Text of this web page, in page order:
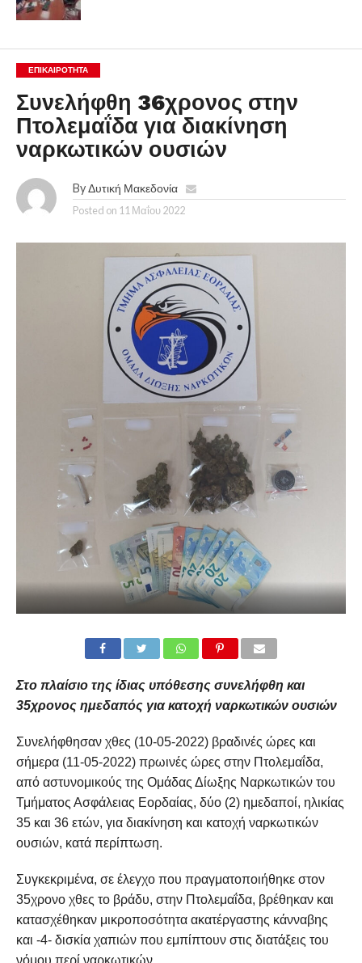
ΕΠΙΚΑΙΡΟΤΗΤΑ
Συνελήφθη 36χρονος στην
Πτολεμαΐδα για διακίνηση
ναρκωτικών ουσιών
By Δυτική Μακεδονία
Posted on 11 Μαΐου 2022
Στο πλαίσιο της ίδιας υπόθεσης συνελήφθη και
35χρονος ημεδαπός για κατοχή ναρκωτικών ουσιών
Συνελήφθησαν χθες (10-05-2022) βραδινές ώρες και
σήμερα (11-05-2022) πρωινές ώρες στην Πτολεμαΐδα,
από αστυνομικούς της Ομάδας Δίωξης Ναρκωτικών του
Τμήματος Ασφάλειας Εορδαίας, δύο (2) ημεδαποί, ηλικίας
35 και 36 ετών, για διακίνηση και κατοχή ναρκωτικών
ουσιών, κατά περίπτωση.
Συγκεκριμένα, σε έλεγχο που πραγματοποιήθηκε στον
35χρονο χθες το βράδυ, στην Πτολεμαΐδα, βρέθηκαν και
κατασχέθηκαν μικροποσότητα ακατέργαστης κάνναβης
και -4- δισκία χαπιών που εμπίπτουν στις διατάξεις του
νόμου περί ναρκωτικών.